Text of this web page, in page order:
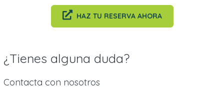
HAZ TU RESERVA AHORA
¿Tienes alguna duda?
Contacta con nosotros